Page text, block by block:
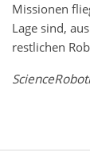
Missionen
Lage sind,
restlichen